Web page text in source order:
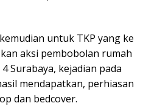
untuk TKP yang ke
aksi pembobolan rumah
Surabaya, kejadian pada
mendapatkan, perhiasan
dan bedcover.